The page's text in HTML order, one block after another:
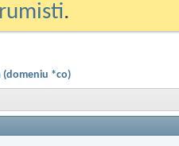
.
(domeniu *co)